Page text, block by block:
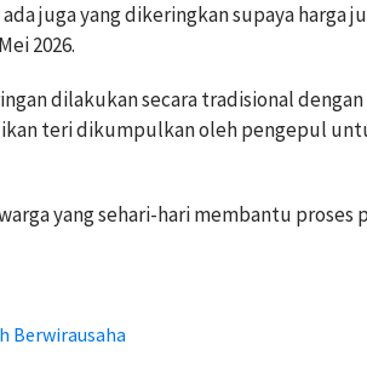
juga yang dikeringkan supaya harga
2026.
dilakukan secara tradisional
ikan teri dikumpulkan oleh pengepul
yang sehari-hari membantu proses
Berwirausaha